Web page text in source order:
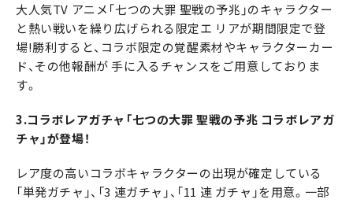
大人気TV アニメ「七つの大罪 聖戦の予兆」のキャラクター
と熱い戦いを繰り広げられる限定エ リアが期間限定で登
場!勝利すると、コラボ限定の覚醒素材やキャラクターカー
ド、その他報酬が 手に入るチャンスをご用意しておりま
す。
3.コラボレアガチャ「七つの大罪 聖戦の予兆 コラボレアガ
チャ」が登場！
レア度の高いコラボキャラクターの出現が確定している
「単発ガチャ」、「3 連ガチャ」、「11 連 ガチャ」を用意。一部